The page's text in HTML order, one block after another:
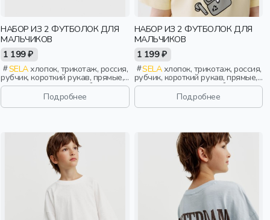
НАБОР ИЗ 2 ФУТБОЛОК ДЛЯ
МАЛЬЧИКОВ
1 199 ₽
SELAхлопок, трикотаж, россия,
рубчик, короткий рукав, прямые,
короткие, однотон, свободные,
принт, вырез, круглый вырез,
повседневный, мальчики, дети
Подробнее
НАБОР ИЗ 2 ФУТБОЛОК ДЛЯ
МАЛЬЧИКОВ
1 199 ₽
SELAхлопок, трикотаж, россия,
рубчик, короткий рукав, прямые,
короткие, однотон, свободные,
принт, вырез, круглый вырез,
повседневный, мальчики, дети
Подробнее